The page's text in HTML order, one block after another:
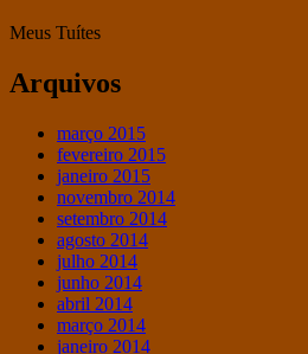
Meus Tuítes
Arquivos
março 2015
fevereiro 2015
janeiro 2015
novembro 2014
setembro 2014
agosto 2014
julho 2014
junho 2014
abril 2014
março 2014
janeiro 2014